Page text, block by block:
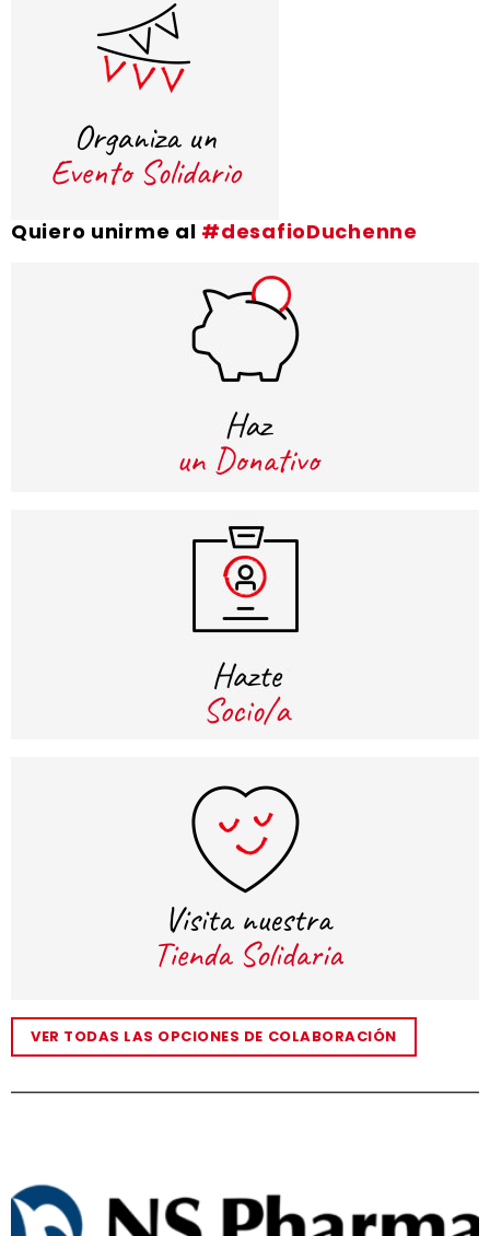
Quiero unirme al #desafioDuchenne
VER TODAS LAS OPCIONES DE COLABORACIÓN